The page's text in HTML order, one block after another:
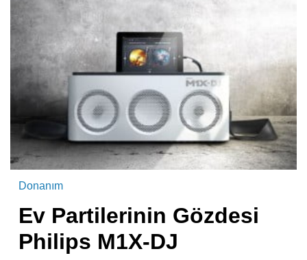
Donanım
Ev Partilerinin Gözdesi
Philips M1X-DJ